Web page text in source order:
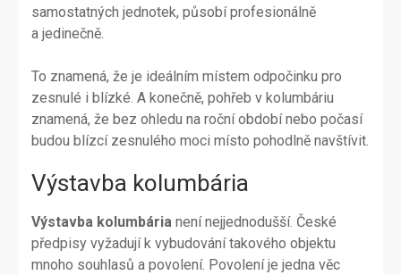
samostatných jednotek, působí profesionálně
a jedinečně.
To znamená, že je ideálním místem odpočinku pro
zesnulé i blízké. A konečně, pohřeb v kolumbáriu
znamená, že bez ohledu na roční období nebo počasí
budou blízcí zesnulého moci místo pohodlně navštívit.
Výstavba kolumbária
Výstavba kolumbária není nejjednodušší. České
předpisy vyžadují k vybudování takového objektu
mnoho souhlasů a povolení. Povolení je jedna věc